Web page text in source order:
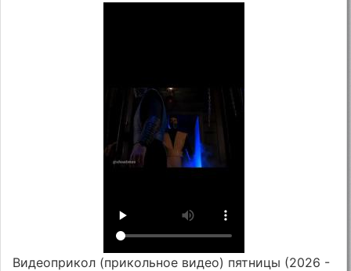
Видеоприкол (прикольное видео) пятницы (2026 -